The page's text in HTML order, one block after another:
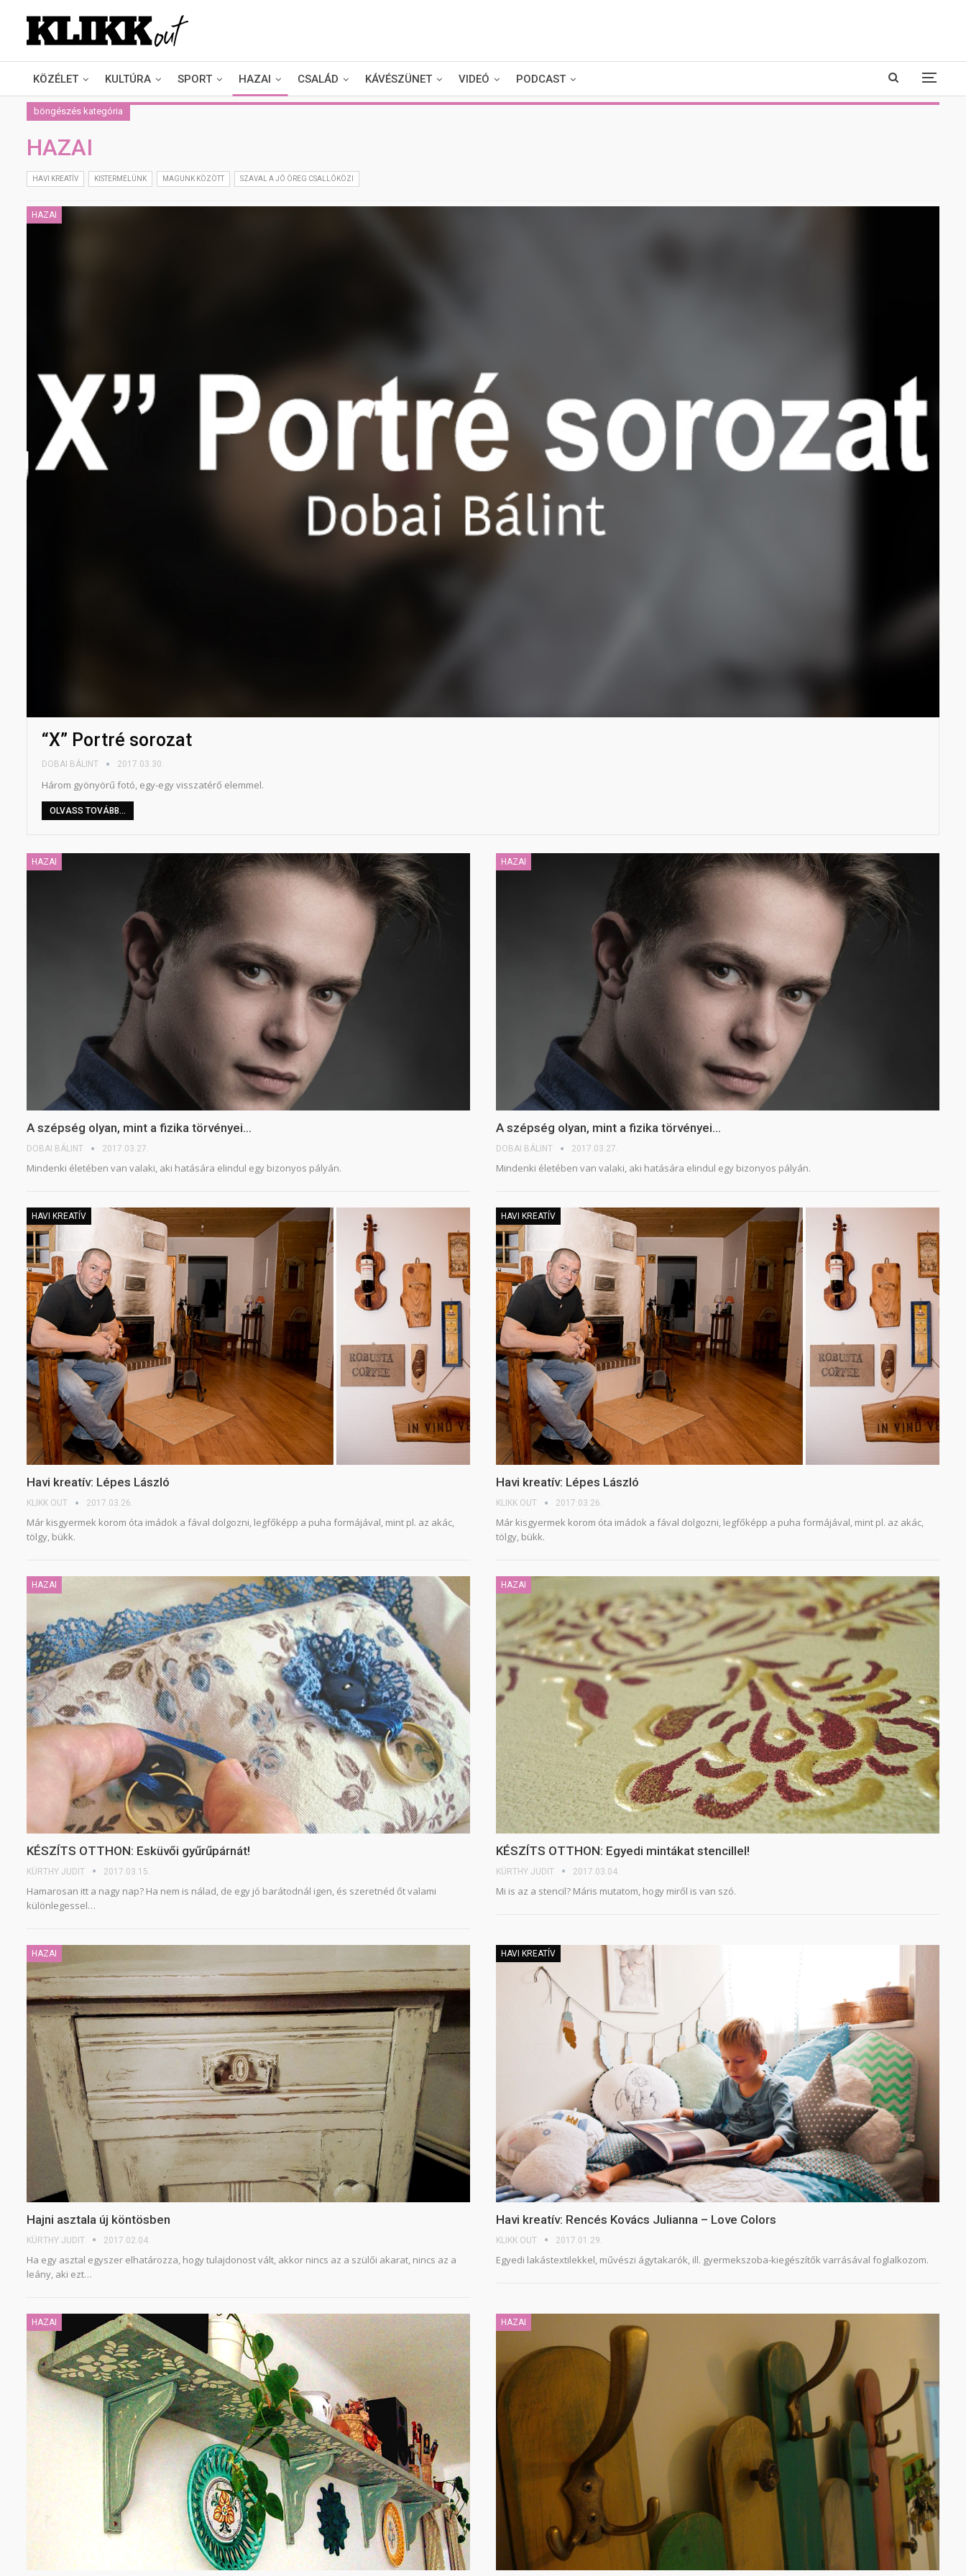
KÖZÉLET KULTÚRA SPORT HAZAI CSALÁD KÁVÉSZÜNET VIDEÓ PODCAST
böngészés kategória
HAZAI
HAVI KREATÍV KISTERMELÜNK MAGUNK KÖZÖTT SZAVAL A JÓ ÖREG CSALLÓKÖZI
HAZAI
“X” Portré sorozat
DOBAI BÁLINT 2017.03.30.
Három gyönyörű fotó, egy-egy visszatérő elemmel.
OLVASS TOVÁBB...
HAZAI
A szépség olyan, mint a fizika törvényei…
DOBAI BÁLINT 2017.03.27.
Mindenki életében van valaki, aki hatására elindul egy bizonyos pályán.
HAZAI
A szépség olyan, mint a fizika törvényei…
DOBAI BÁLINT 2017.03.27.
Mindenki életében van valaki, aki hatására elindul egy bizonyos pályán.
HAVI KREATÍV
Havi kreatív: Lépes László
KLIKK OUT 2017.03.26.
Már kisgyermek korom óta imádok a fával dolgozni, legfőképp a puha formájával, mint pl. az akác,
tölgy, bükk.
HAVI KREATÍV
Havi kreatív: Lépes László
KLIKK OUT 2017.03.26.
Már kisgyermek korom óta imádok a fával dolgozni, legfőképp a puha formájával, mint pl. az akác,
tölgy, bükk.
HAZAI
KÉSZÍTS OTTHON: Esküvői gyűrűpárnát!
KÜRTHY JUDIT 2017.03.15.
Hamarosan itt a nagy nap? Ha nem is nálad, de egy jó barátodnál igen, és szeretnéd őt valami
különlegessel…
HAZAI
KÉSZÍTS OTTHON: Egyedi mintákat stencillel!
KÜRTHY JUDIT 2017.03.04.
Mi is az a stencil? Máris mutatom, hogy miről is van szó.
HAZAI
Hajni asztala új köntösben
KÜRTHY JUDIT 2017.02.04.
Ha egy asztal egyszer elhatározza, hogy tulajdonost vált, akkor nincs az a szülői akarat, nincs az a
leány, aki ezt…
HAVI KREATÍV
Havi kreatív: Rencés Kovács Julianna – Love Colors
KLIKK OUT 2017.01.29.
Egyedi lakástextilekkel, művészi ágytakarók, ill. gyermekszoba-kiegészítők varrásával foglalkozom.
HAZAI HAZAI